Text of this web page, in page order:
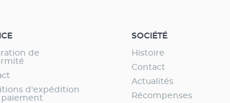
de
d'expédition
SOCIÉTÉ
Histoire
Contact
Actualités
Récompenses